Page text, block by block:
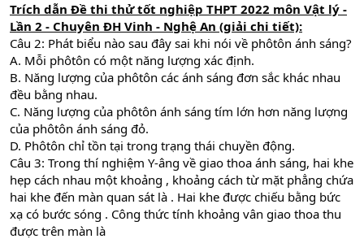
Trích dẫn Đề thi thử tốt nghiệp THPT 2022 môn Vật lý -
Lần 2 - Chuyên ĐH Vinh - Nghệ An (giải chi tiết):
Câu 2: Phát biểu nào sau đây sai khi nói về phôtôn ánh sáng?
A. Mỗi phôtôn có một năng lượng xác định.
B. Năng lượng của phôtôn các ánh sáng đơn sắc khác nhau
đều bằng nhau.
C. Năng lượng của phôtôn ánh sáng tím lớn hơn năng lượng
của phôtôn ánh sáng đỏ.
D. Phôtôn chỉ tồn tại trong trạng thái chuyền động.
Câu 3: Trong thí nghiệm Y-âng về giao thoa ánh sáng, hai khe
hẹp cách nhau một khoảng , khoảng cách từ mặt phẳng chứa
hai khe đến màn quan sát là . Hai khe được chiếu bằng bức
xạ có bước sóng . Công thức tính khoảng vân giao thoa thu
được trên màn là